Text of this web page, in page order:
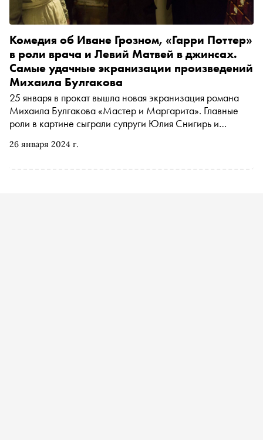
26 января 2024 г.
Комедия об Иване Грозном, «Гарри Поттер»
в роли врача и Левий Матвей в джинсах.
Самые удачные экранизации произведений
Михаила Булгакова
25 января в прокат вышла новая экранизация романа
Михаила Булгакова «Мастер и Маргарита». Главные
роли в картине сыграли супруги Юлия Снигирь и
рублей. «Сноб» составил подборку самых удачных